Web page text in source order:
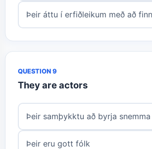
Þeir áttu í erfiðleikum með að
QUESTION 9
They are actors
Þeir samþykktu að byrja snemma
Þeir eru gott fólk